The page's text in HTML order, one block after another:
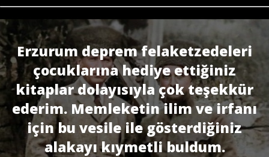
Erzurum deprem felaketzedeleri
çocuklarına hediye ettiğiniz
kitaplar dolayısıyla çok teşekkür
ederim. Memleketin ilim ve irfanı
için bu vesile ile gösterdiğiniz
alakayı kıymetli buldum.